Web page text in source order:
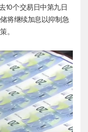
10个交易日中第九日
将继续加息以抑制急
。